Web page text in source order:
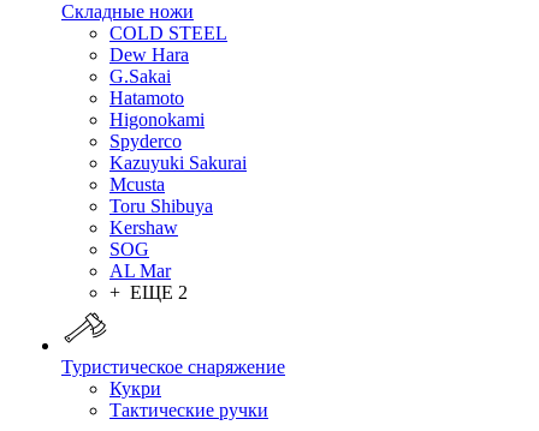
Складные ножи
COLD STEEL
Dew Hara
G.Sakai
Hatamoto
Higonokami
Spyderco
Kazuyuki Sakurai
Mcusta
Toru Shibuya
Kershaw
SOG
AL Mar
+ ЕЩЕ 2
Туристическое снаряжение
Кукри
Тактические ручки